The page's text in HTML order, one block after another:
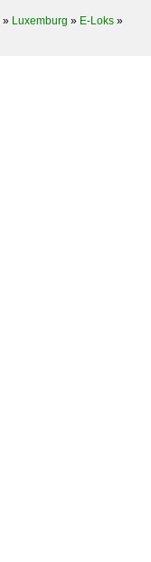
» Luxemburg » E-Loks »